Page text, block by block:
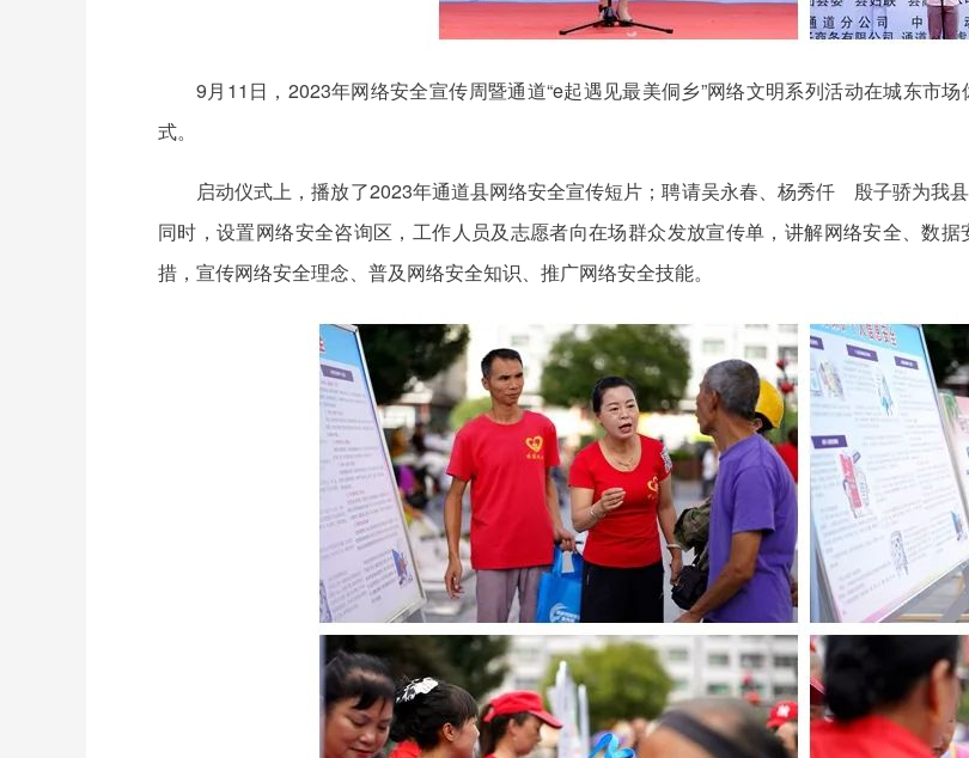
9月11日，2023年网络安全宣传周暨通道“e起遇见最美侗乡”网络文明系列活动在城东市
式。
启动仪式上，播放了2023年通道县网络安全宣传短片；聘请吴永春、杨秀仟 殷子骄为我
同时，设置网络安全咨询区，工作人员及志愿者向在场群众发放宣传单，讲解网络安全、数
措，宣传网络安全理念、普及网络安全知识、推广网络安全技能。